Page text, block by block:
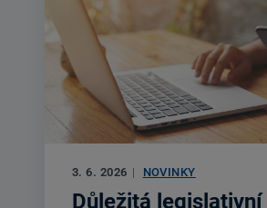
3. 6. 2026 | NOVINKY
Důležitá legislativní